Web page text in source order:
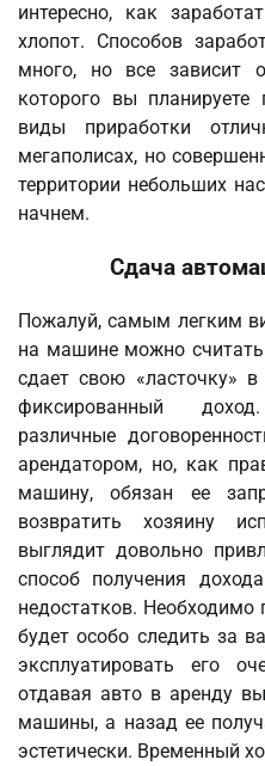
интересно, как
хлопот. Способов
много, но все зависит
которого вы планируете
виды приработки
мегаполисах, но
территории небольших
начнем.
Сдача
Пожалуй, самым легким
на машине можно
сдает свою «ласточку»
фиксированный
различные
арендатором, но, как
машину, обязан ее
возвратить хозяину
выглядит довольно
способ получения
недостатков. Необходимо
будет особо следить за
эксплуатировать его
отдавая авто в аренду
машины, а назад ее
эстетически. Временный